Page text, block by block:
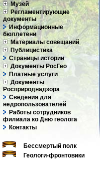
Музей
Регламентирующие
документы
Информационные
бюллетени
Материалы совещаний
Публицистика
Страницы истории
Документы РосГео
Платные услуги
Документы
Росприроднадзора
Сведения для
недропользователей
Работы сотрудников
филиала ко Дню геолога
Контакты
Бессмертый полк
Геологи-фронтовики